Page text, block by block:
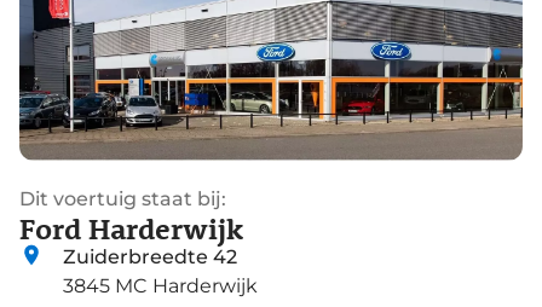
Dit voertuig staat bij:
Ford Harderwijk
Zuiderbreedte 42
3845 MC Harderwijk